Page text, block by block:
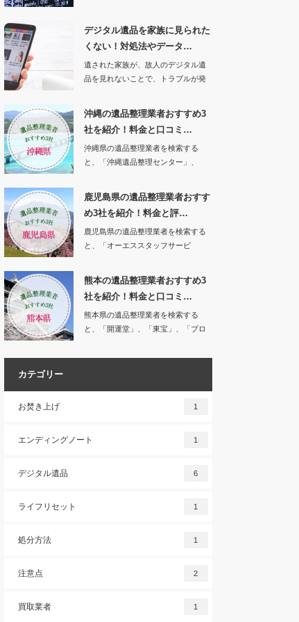
デジタル遺品を家族に見られた
くない！対処法やデータ…
遺された家族が、故人のデジタル遺
品を見れないことで、トラブルが発
沖縄の遺品整理業者おすすめ3
社を紹介！料金と口コミ…
沖縄県の遺品整理業者を検索する
と、「沖縄遺品整理センター」、
鹿児島県の遺品整理業者おすす
め3社を紹介！料金と評…
鹿児島県の遺品整理業者を検索する
と、「オーエススタッフサービ
熊本の遺品整理業者おすすめ3
社を紹介！料金と口コミ…
熊本県の遺品整理業者を検索する
と、「開運堂」、「東宝」、「プロ
カテゴリー
お焚き上げ 1
エンディングノート 1
デジタル遺品 6
ライフリセット 1
処分方法 1
注意点 2
買取業者 1